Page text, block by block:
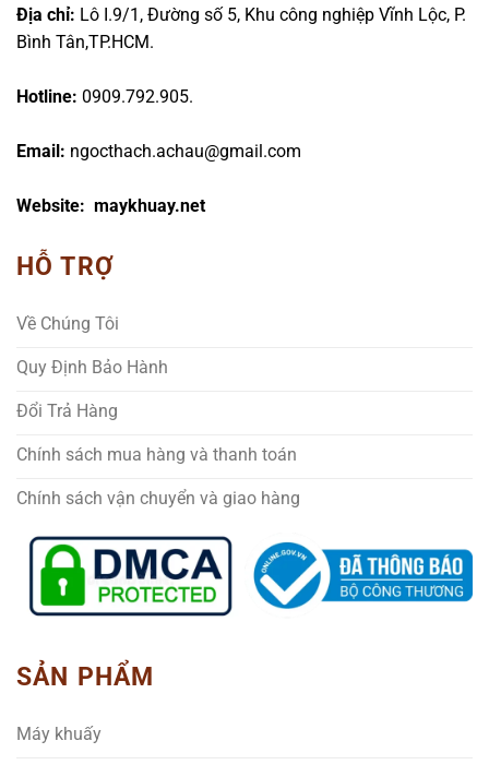
Địa chỉ: Lô I.9/1, Đường số 5, Khu công nghiệp Vĩnh Lộc, P.
Bình Tân,TP.HCM.
Hotline: 0909.792.905.
Email: ngocthach.achau@gmail.com
Website: maykhuay.net
HỖ TRỢ
Về Chúng Tôi
Quy Định Bảo Hành
Đổi Trả Hàng
Chính sách mua hàng và thanh toán
Chính sách vận chuyển và giao hàng
SẢN PHẨM
Máy khuấy